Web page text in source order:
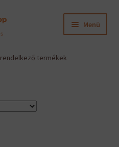
Menü
termékek